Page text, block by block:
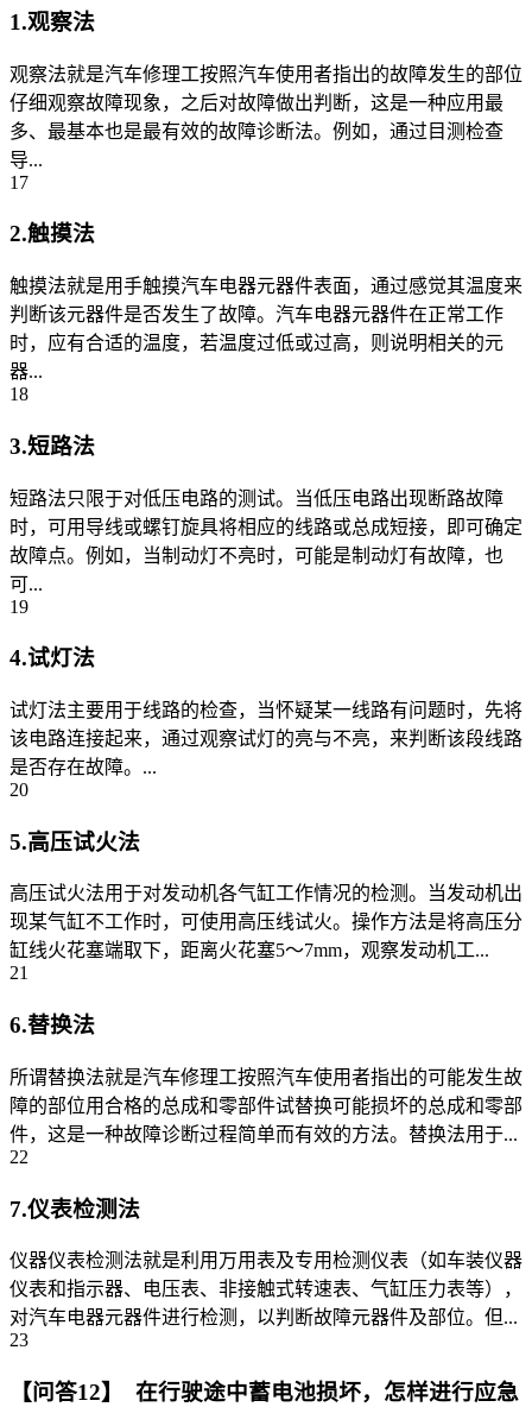
1.观察法
观察法就是汽车修理工按照汽车使用者指出的故障发生的部位
仔细观察故障现象，之后对故障做出判断，这是一种应用最
多、最基本也是最有效的故障诊断法。例如，通过目测检查
导...
17
2.触摸法
触摸法就是用手触摸汽车电器元器件表面，通过感觉其温度来
判断该元器件是否发生了故障。汽车电器元器件在正常工作
时，应有合适的温度，若温度过低或过高，则说明相关的元
器...
18
3.短路法
短路法只限于对低压电路的测试。当低压电路出现断路故障
时，可用导线或螺钉旋具将相应的线路或总成短接，即可确定
故障点。例如，当制动灯不亮时，可能是制动灯有故障，也
可...
19
4.试灯法
试灯法主要用于线路的检查，当怀疑某一线路有问题时，先将
该电路连接起来，通过观察试灯的亮与不亮，来判断该段线路
是否存在故障。...
20
5.高压试火法
高压试火法用于对发动机各气缸工作情况的检测。当发动机出
现某气缸不工作时，可使用高压线试火。操作方法是将高压分
缸线火花塞端取下，距离火花塞5～7mm，观察发动机工...
21
6.替换法
所谓替换法就是汽车修理工按照汽车使用者指出的可能发生故
障的部位用合格的总成和零部件试替换可能损坏的总成和零部
件，这是一种故障诊断过程简单而有效的方法。替换法用于...
22
7.仪表检测法
仪器仪表检测法就是利用万用表及专用检测仪表（如车装仪器
仪表和指示器、电压表、非接触式转速表、气缸压力表等），
对汽车电器元器件进行检测，以判断故障元器件及部位。但...
23
【问答12】 在行驶途中蓄电池损坏，怎样进行应急